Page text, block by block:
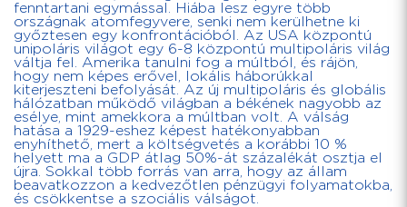
fenntartani egymással. Hiába lesz egyre több
országnak atomfegyvere, senki nem kerülhetne ki
győztesen egy konfrontációból. Az USA központú
unipoláris világot egy 6-8 központú multipoláris világ
váltja fel. Amerika tanulni fog a múltból, és rájön,
hogy nem képes erővel, lokális háborúkkal
kiterjeszteni befolyását. Az új multipoláris és globális
hálózatban működő világban a békének nagyobb az
esélye, mint amekkora a múltban volt. A válság
hatása a 1929-eshez képest hatékonyabban
enyhíthető, mert a költségvetés a korábbi 10 %
helyett ma a GDP átlag 50%-át százalékát osztja el
újra. Sokkal több forrás van arra, hogy az állam
beavatkozzon a kedvezőtlen pénzügyi folyamatokba,
és csökkentse a szociális válságot.